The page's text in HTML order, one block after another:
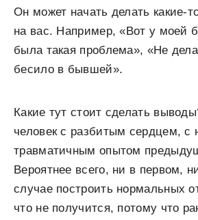
Он может начать делать какие-
на вас. Например, «Вот у моей
была такая проблема», «Не
бесило в бывшей».
Какие тут стоит сделать
человек с разбитым сердцем, с
травматичным опытом
Вероятнее всего, ни в первом,
случае построить нормальных
что не получится, потому что